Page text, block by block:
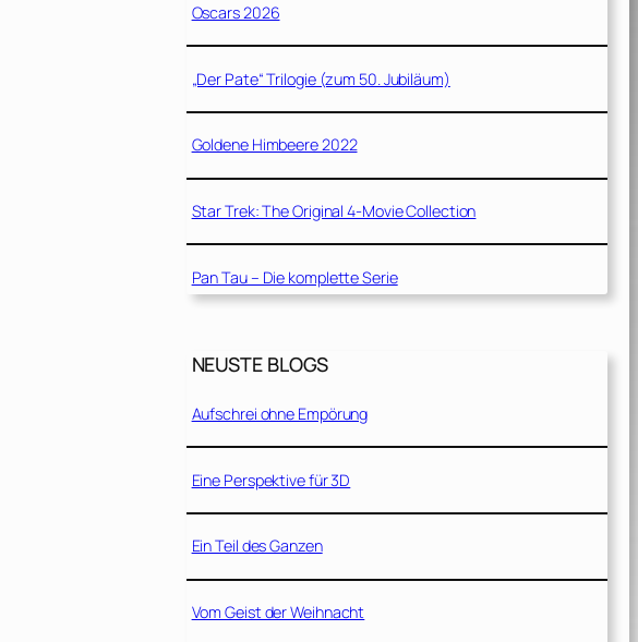
Oscars 2026
„Der Pate“ Trilogie (zum 50. Jubiläum)
Goldene Himbeere 2022
Star Trek: The Original 4-Movie Collection
Pan Tau – Die komplette Serie
NEUSTE BLOGS
Aufschrei ohne Empörung
Eine Perspektive für 3D
Ein Teil des Ganzen
Vom Geist der Weihnacht